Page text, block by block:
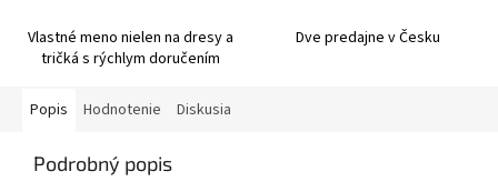
Vlastné meno nielen na dresy a
tričká s rýchlym doručením
Dve predajne v Česku
Popis Hodnotenie Diskusia
Podrobný popis